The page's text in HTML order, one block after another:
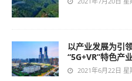
以产业发展为引
“5G+VR”特色产
2021年6月22日 星